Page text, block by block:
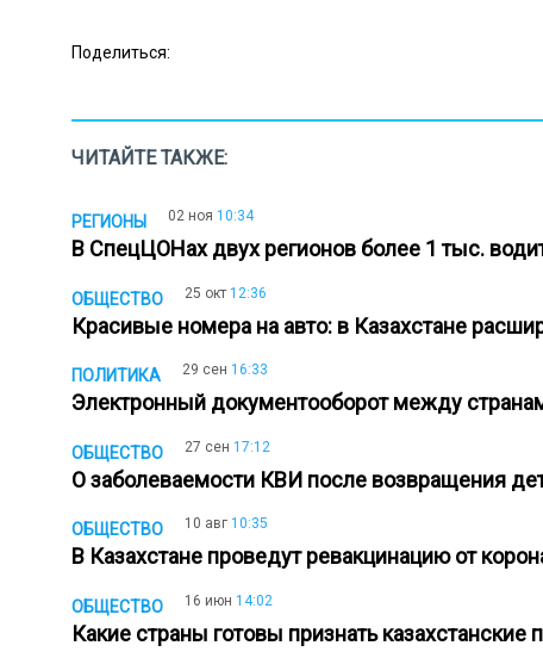
Поделиться:
ЧИТАЙТЕ ТАКЖЕ:
РЕГИОНЫ 02 ноя 10:34
В СпецЦОНах двух регионов более 1 тыс.
ОБЩЕСТВО 25 окт 12:36
Красивые номера на авто: в Казахстане
ПОЛИТИКА 29 сен 16:33
Электронный документооборот между
ОБЩЕСТВО 27 сен 17:12
О заболеваемости КВИ после возвращения
ОБЩЕСТВО 10 авг 10:35
В Казахстане проведут ревакцинацию от
ОБЩЕСТВО 16 июн 14:02
Какие страны готовы признать казахстанские